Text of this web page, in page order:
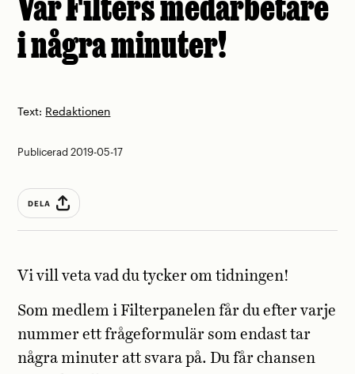
i några minuter!
Text: Redaktionen
Publicerad 2019-05-17
DELA
Vi vill veta vad du tycker om tidningen!
Som medlem i Filterpanelen får du efter varje
nummer ett frågeformulär som endast tar
några minuter att svara på. Du får chansen